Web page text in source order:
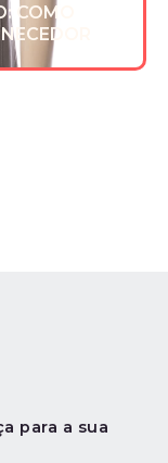
COMO
para a sua